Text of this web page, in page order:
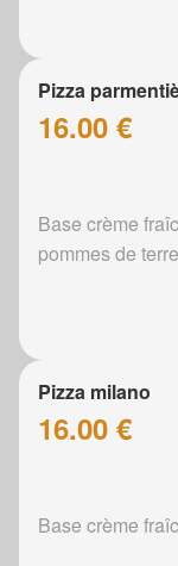
Pizza
16.00 €
Base crème
pommes de terre
Pizza milano
16.00 €
Base crème